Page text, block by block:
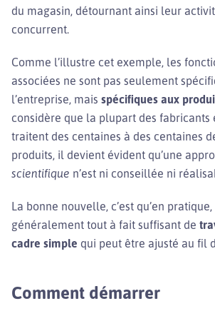
du magasin, détournant ainsi leur
concurrent.
Comme l’illustre cet exemple, les
associées ne sont pas seulement
l’entreprise, mais spécifiques aux
considère que la plupart des fabricants
traitent des centaines à des centaines
produits, il devient évident qu’une
scientifique n’est ni conseillée ni
La bonne nouvelle, c’est qu’en pratique,
généralement tout à fait suffisant de
cadre simple qui peut être ajusté au fil
Comment démarrer